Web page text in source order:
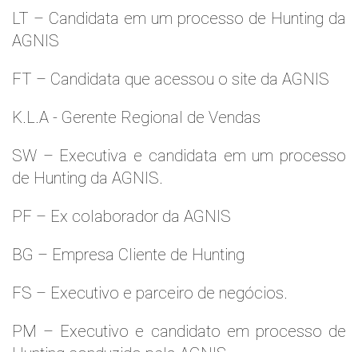
LT – Candidata em um processo de Hunting da
AGNIS
FT – Candidata que acessou o site da AGNIS
K.L.A - Gerente Regional de Vendas
SW – Executiva e candidata em um processo
de Hunting da AGNIS.
PF – Ex colaborador da AGNIS
BG – Empresa Cliente de Hunting
FS – Executivo e parceiro de negócios.
PM – Executivo e candidato em processo de